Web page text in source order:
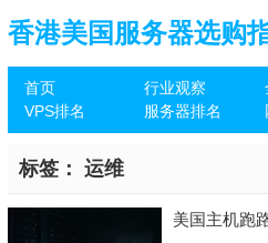
香港美国服务器选购
推荐
首页 行业观察
VPS排名
服务器排名
标签： 运维
美国主机跑